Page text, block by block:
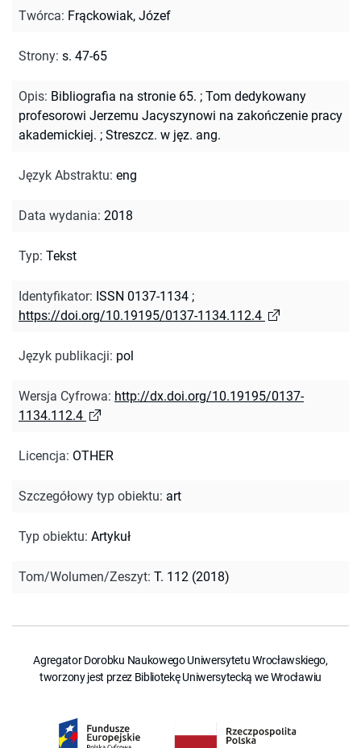
Twórca: Frąckowiak, Józef
Strony: s. 47-65
Opis: Bibliografia na stronie 65. ; Tom dedykowany
profesorowi Jerzemu Jacyszynowi na zakończenie pracy
akademickiej. ; Streszcz. w jęz. ang.
Język Abstraktu: eng
Data wydania: 2018
Typ: Tekst
Identyfikator: ISSN 0137-1134 ;
https://doi.org/10.19195/0137-1134.112.4
Język publikacji: pol
Wersja Cyfrowa: http://dx.doi.org/10.19195/0137-
1134.112.4
Licencja: OTHER
Szczegółowy typ obiektu: art
Typ obiektu: Artykuł
Tom/Wolumen/Zeszyt: T. 112 (2018)
Agregator Dorobku Naukowego Uniwersytetu Wrocławskiego,
tworzony jest przez Bibliotekę Uniwersytecką we Wrocławiu